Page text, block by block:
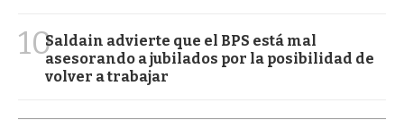
10Saldain advierte que el BPS está mal
asesorando a jubilados por la posibilidad de
volver a trabajar